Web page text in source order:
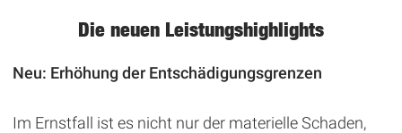
Die neuen Leistungshighlights
Neu: Erhöhung der Entschädigungsgrenzen
Im Ernstfall ist es nicht nur der materielle Schaden,